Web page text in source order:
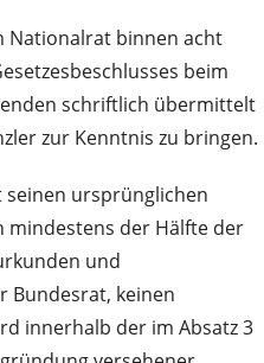
Nationalrat binnen acht
beim
schriftlich übermittelt
zur Kenntnis zu bringen.
ursprünglichen
mindestens der Hälfte der
und
Bundesrat, keinen
innerhalb der im Absatz 3